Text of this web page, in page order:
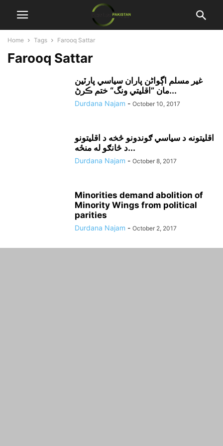
Home Tags Farooq Sattar
Farooq Sattar
غير مسلم اڳواڻن پاران سياسي پارٽين
مان ”اقليتي ونگ“ ختم ڪرڻ...
Durdana Najam - October 10, 2017
اقليتونه د سياسي ګوندونو څخه د اقليتونو
د څانګو له منځه...
Durdana Najam - October 8, 2017
Minorities demand abolition of
Minority Wings from political
parities
Durdana Najam - October 2, 2017